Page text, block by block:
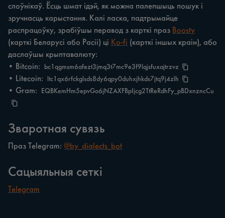
слоўнікаў. Ёсць шмат ідэй, як можна палепшыць пошук і
зручнасць карыстання. Калі ласка, падтрымайце
распрацоўку, зрабіўшы перавод з карткі праз Boosty
(карткі Беларусі або Расіі) ці Ko-fi (карткі іншых краін), або
даслаўшы крыптавалюту:
• Bitcoin:
bc1qgmsm6afezt3jmq3t7mc9e3f9lqjsfuxajtrzvz
• Litecoin: ltc1qx6rfckglsds8dy6qpy0duhxjhkds7jtq9j4zlh
• Gram: EQBKemHm5epvGo6jNZAXFBpIjcg2TtReRdhFy_pBDxnzncCu
Зваротная сувязь
Праз Telegram: @by_dialects_bot
Сацыяльныя сеткі
Telegram